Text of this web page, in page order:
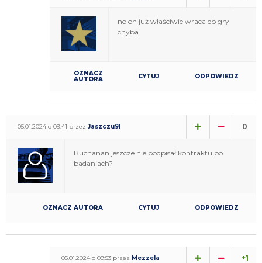
no on już właściwie wraca do gry
chyba
OZNACZ
AUTORA CYTUJ ODPOWIEDZ
05.01.2024 o 09:41 przez Jaszczu91 0
Buchanan jeszcze nie podpisał kontraktu po
badaniach?
OZNACZ AUTORA CYTUJ ODPOWIEDZ
05.01.2024 o 09:53 przez Mezzela +1